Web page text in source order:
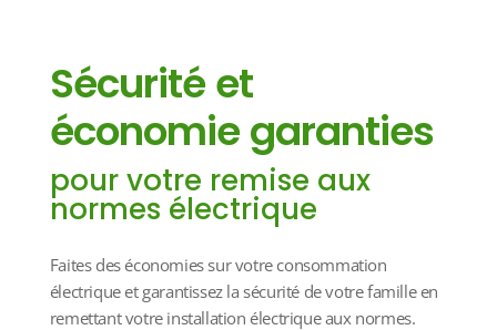
Sécurité et
économie garanties
pour votre remise aux
normes électrique
Faites des économies sur votre consommation
électrique et garantissez la sécurité de votre famille en
remettant votre installation électrique aux normes.